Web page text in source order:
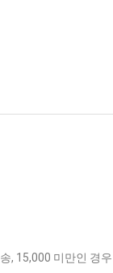
, 15,000 미만인 경